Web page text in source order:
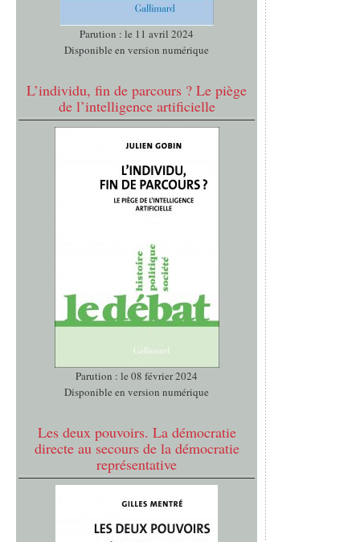
Parution : le 11 avril 2024
Disponible en version numérique
L’individu, fin de parcours ? Le piège
de l’intelligence artificielle
Parution : le 08 février 2024
Disponible en version numérique
Les deux pouvoirs. La démocratie
directe au secours de la démocratie
représentative